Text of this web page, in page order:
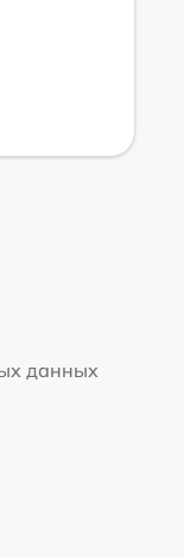
данных